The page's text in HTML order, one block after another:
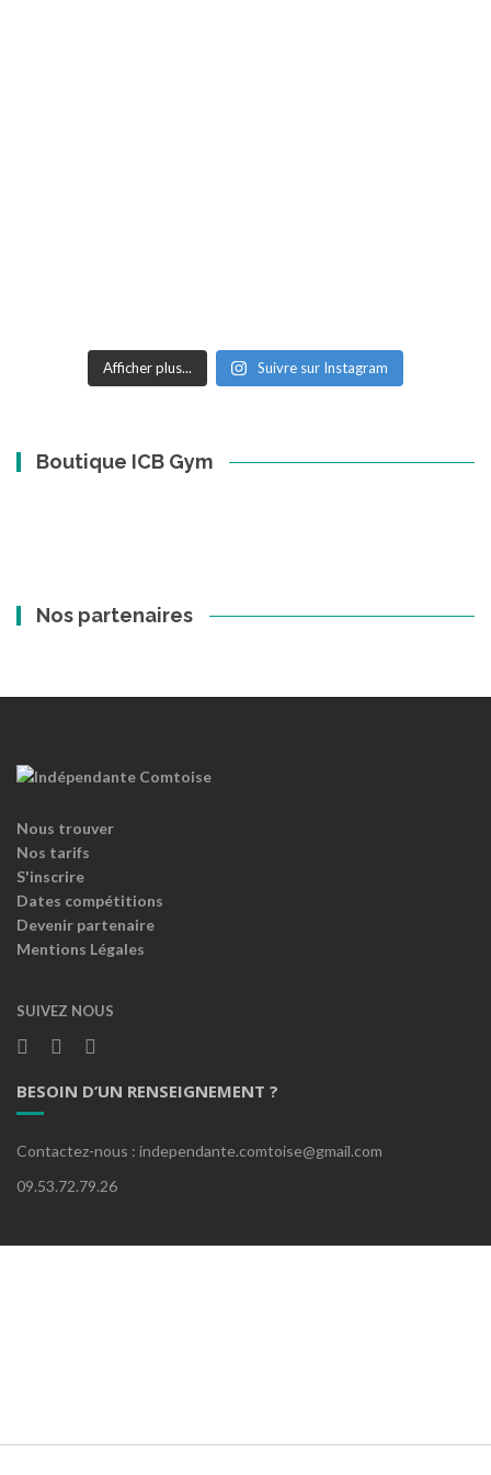
Afficher plus... Suivre sur Instagram
Boutique ICB Gym
Nos partenaires
Nous trouver
Nos tarifs
S'inscrire
Dates compétitions
Devenir partenaire
Mentions Légales
SUIVEZ NOUS
BESOIN D’UN RENSEIGNEMENT ?
Contactez-nous : independante.comtoise@gmail.com
09.53.72.79.26